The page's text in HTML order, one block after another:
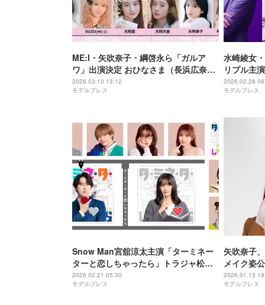
ME:I・矢吹奈子・綱啓永ら「ガルア
ワ」出演決定 おひなさま（長浜広奈）
はイベントMC初挑戦【GirlsAward
2026 SPRING／SUMMER】
2026.03.10 13:12
モデルプレス
水崎綾女
リプル主
復讐～同
ラマ化 夫
2026.02.28
モデルプレス
Snow Man宮舘涼太主演「ターミネー
ターと恋しちゃったら」トラジャ松倉
海斗・矢吹奈子ら追加キャスト解禁
【コメント】
2026.02.21 05:30
モデルプレス
矢吹奈子
メイク姿
前すごい
2026.01.13
モデルプレス